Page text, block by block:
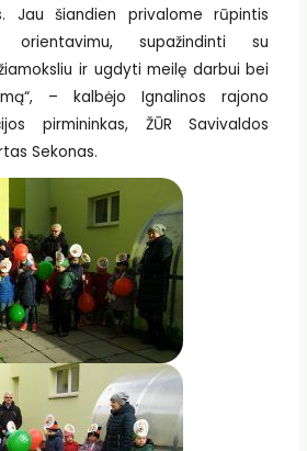
Jau šiandien privalome rūpintis
supažindinti su
ir ugdyti meilę darbui bei
– kalbėjo Ignalinos rajono
pirmininkas, ŽŪR Savivaldos
Sekonas.